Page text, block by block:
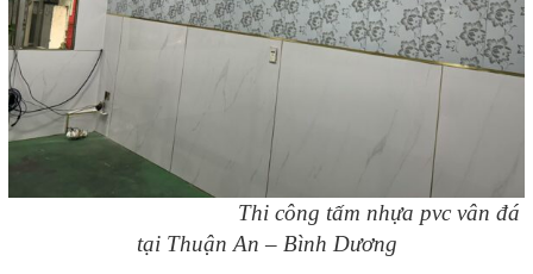
Thi công tấm nhựa pvc vân đá
tại Thuận An – Bình Dương